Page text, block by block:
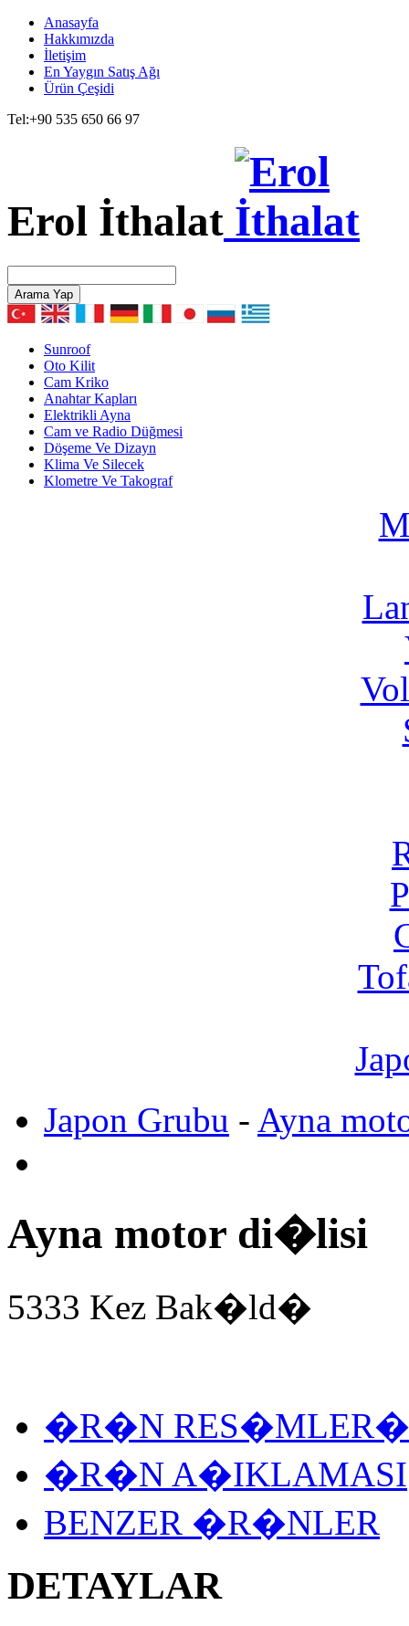
Anasayfa
Hakkımızda
İletişim
En Yaygın Satış Ağı
Ürün Çeşidi
Tel:+90 535 650 66 97
Erol İthalat
Arama Yap
Sunroof
Oto Kilit
Cam Kriko
Anahtar Kapları
Elektrikli Ayna
Cam ve Radio Düğmesi
Döşeme Ve Dizayn
Klima Ve Silecek
Klometre Ve Takograf
Japon Grubu - Ayna
Ayna motor di�lisi
5333 Kez Bak�ld�
�R�N RES�MLER�
�R�N A�IKLAMASI
BENZER �R�NLER
DETAYLAR